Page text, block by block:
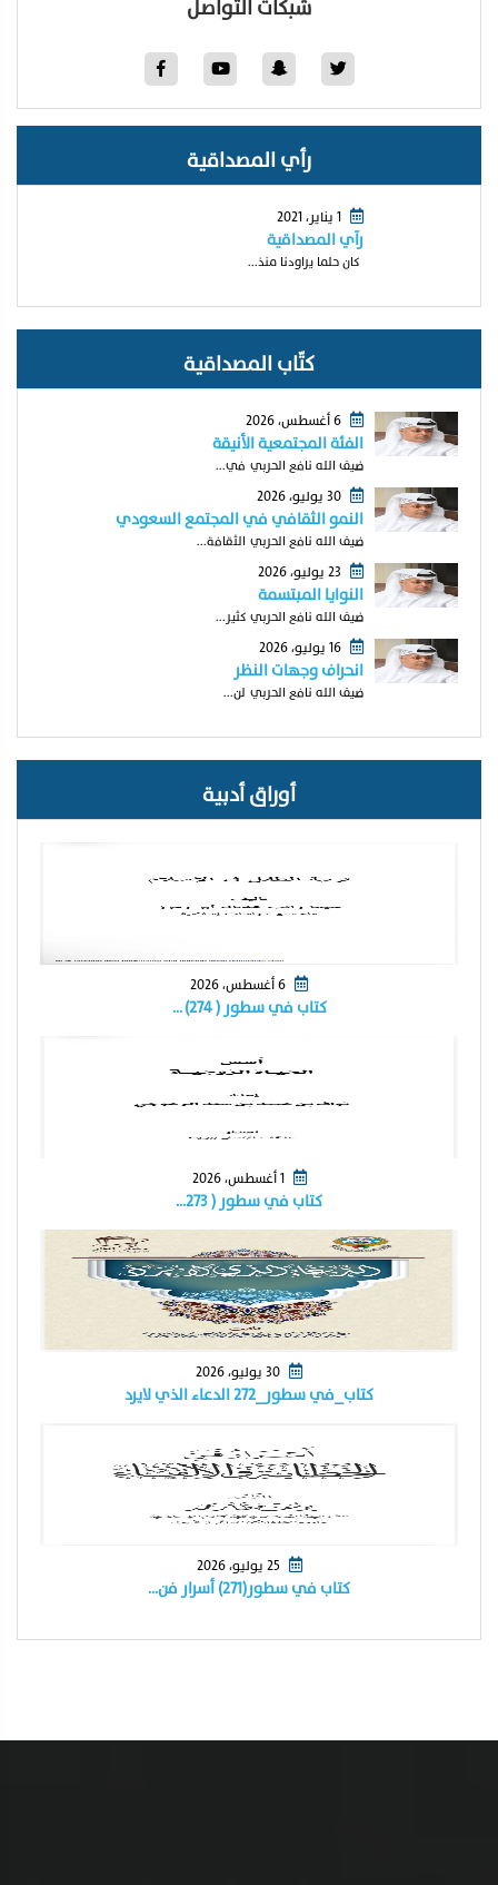
شبكات التواصل
رأي المصداقية
1 يناير، 2021
رآي المصداقية
كان حلما يراودنا منذ...
كتّاب المصداقية
6 أغسطس، 2026
الفئة المجتمعية الأنيقة
ضيف الله نافع الحربي في...
30 يوليو، 2026
النمو الثقافي في المجتمع السعودي
ضيف الله نافع الحربي الثقافة...
النوايا المبتسمة
ضيف الله نافع الحربي كثير...
16 يوليو، 2026
انحراف وجهات النظر
ضيف الله نافع الحربي لن...
أوراق أدبية
كتاب في سطور ( ٢٧٤) …
1 أغسطس، 2026
كتاب في سطور ( ٢٧٣…
كتاب_في سطور_٢٧٢ الدعاء الذي لايرد
كتاب في سطور(٢٧١) أسرار فن…